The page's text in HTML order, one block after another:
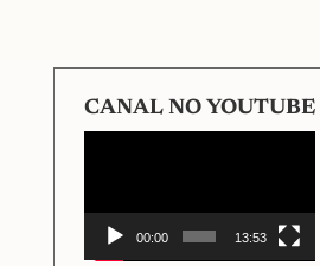
CANAL NO YOUTUBE
00:00 13:53